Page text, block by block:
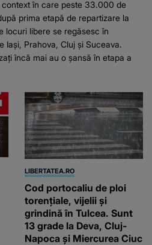
în care peste 33.000 de
prima etapă de repartizare la
locuri libere se regăsesc în
Iași, Prahova, Cluj și Suceava.
încă mai au o șansă în etapa a
LIBERTATEA.RO
Cod portocaliu de ploi
torențiale, vijelii și
grindină în Tulcea. Sunt
13 grade la Deva, Cluj-
Napoca și Miercurea Ciuc